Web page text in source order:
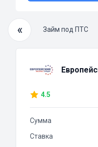
«
займ Займ под ПТС
4.5
Сумма
Ставка